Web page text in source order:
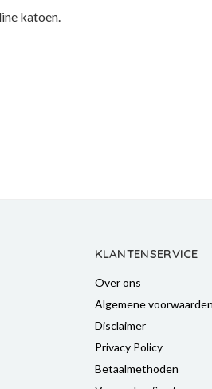
katoen.
KLANTENSERVICE
Over ons
Algemene voorwaarden
Disclaimer
Privacy Policy
Betaalmethoden